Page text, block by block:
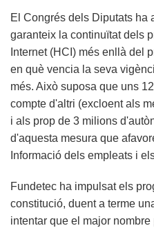
El Congrés dels Diputats ha
garanteix la continuïtat dels
Internet (HCI) més enllà del
en què vencia la seva
més. Això suposa que uns
compte d'altri (excloent als
i als prop de 3 milions
d'aquesta mesura que
Informació dels empleats i
Fundetec ha impulsat els
constitució, duent a terme
intentar que el major